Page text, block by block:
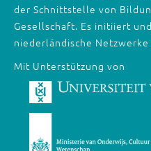
der Schnittstelle von
Gesellschaft. Es initiiert
niederländische Netzwerke
Mit Unterstützung von